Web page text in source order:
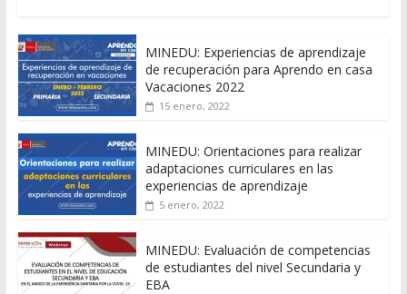
MINEDU: Experiencias de aprendizaje
de recuperación para Aprendo en casa
Vacaciones 2022
15 enero, 2022
MINEDU: Orientaciones para realizar
adaptaciones curriculares en las
experiencias de aprendizaje
5 enero, 2022
MINEDU: Evaluación de competencias
de estudiantes del nivel Secundaria y
EBA